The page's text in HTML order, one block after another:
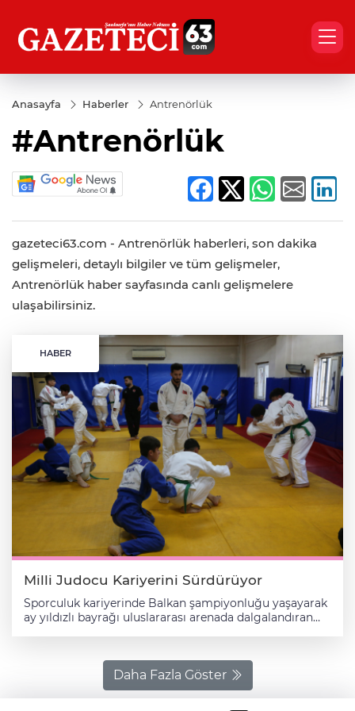
Anasayfa Haberler Antrenörlük
#Antrenörlük
gazeteci63.com - Antrenörlük haberleri, son dakika
gelişmeleri, detaylı bilgiler ve tüm gelişmeler,
Antrenörlük haber sayfasında canlı gelişmelere
ulaşabilirsiniz.
HABER
Milli Judocu Kariyerini Sürdürüyor
Sporculuk kariyerinde Balkan şampiyonluğu yaşayarak
ay yıldızlı bayrağı uluslararası arenada dalgalandıran
yıl önce başlayan 25 yaşındaki Ravi, kariyerinde Balkan
şampiyonluğunun yanı sıra 3 Türkiye şampiyonluğu
yaşadı, ayrıca sporculuk döneminde 4 Türkiye ikinciliği
ve 2 ulusal şampiyona üçüncülüğü elde etti. Dört yıl
Daha Fazla Göster